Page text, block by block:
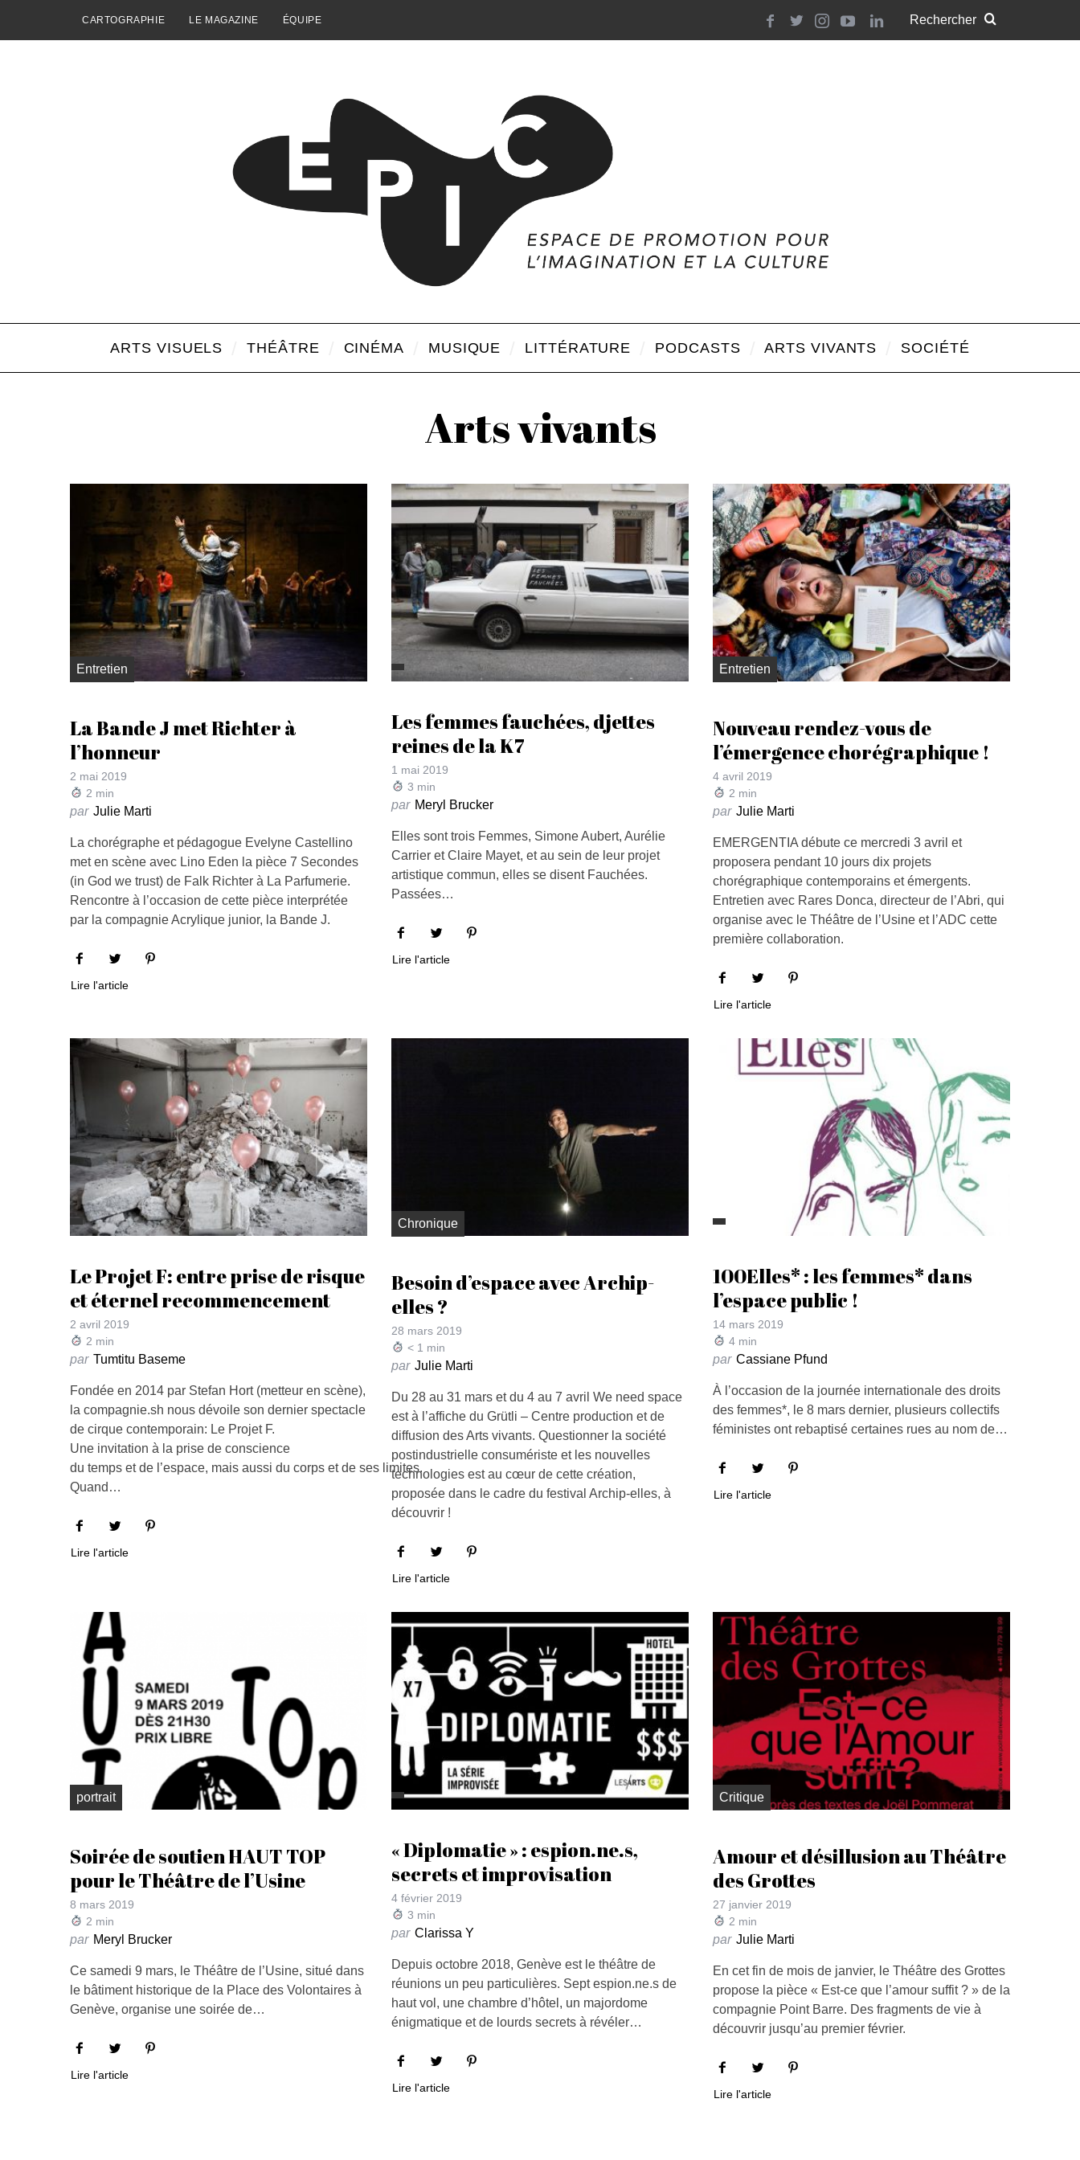
CARTOGRAPHIE LE MAGAZINE ÉQUIPE
ARTS VISUELS THÉÂTRE CINÉMA MUSIQUE LITTÉRATURE PODCASTS ARTS VIVANTS SOCIÉTÉ
Arts vivants
Entretien
La Bande J met Richter à
l’honneur
2 mai 2019
2 min
par Julie Marti
La chorégraphe et pédagogue Evelyne Castellino
met en scène avec Lino Eden la pièce 7 Secondes
(in God we trust) de Falk Richter à La Parfumerie.
Rencontre à l’occasion de cette pièce interprétée
par la compagnie Acrylique junior, la Bande J.
Lire l'article
Les femmes fauchées, djettes
reines de la K7
1 mai 2019
3 min
par Meryl Brucker
Elles sont trois Femmes, Simone Aubert, Aurélie
Carrier et Claire Mayet, et au sein de leur projet
artistique commun, elles se disent Fauchées.
Passées…
Lire l'article
Entretien
Nouveau rendez-vous de
l’émergence chorégraphique !
4 avril 2019
2 min
par Julie Marti
EMERGENTIA débute ce mercredi 3 avril et
proposera pendant 10 jours dix projets
chorégraphique contemporains et émergents.
Entretien avec Rares Donca, directeur de l’Abri, qui
organise avec le Théâtre de l’Usine et l’ADC cette
première collaboration.
Lire l'article
Le Projet F: entre prise de risque
et éternel recommencement
2 avril 2019
2 min
par Tumtitu Baseme
Fondée en 2014 par Stefan Hort (metteur en scène),
la compagnie.sh nous dévoile son dernier spectacle
de cirque contemporain: Le Projet F.
Une invitation à la prise de conscience
du temps et de l’espace, mais aussi du corps et de ses limites.
Quand…
Lire l'article
Chronique
Besoin d’espace avec Archip-
elles ?
28 mars 2019
< 1 min
par Julie Marti
Du 28 au 31 mars et du 4 au 7 avril We need space
est à l’affiche du Grütli – Centre production et de
diffusion des Arts vivants. Questionner la société
postindustrielle consumériste et les nouvelles
technologies est au cœur de cette création,
proposée dans le cadre du festival Archip-elles, à
découvrir !
Lire l'article
100Elles* : les femmes* dans
l’espace public !
14 mars 2019
4 min
par Cassiane Pfund
À l’occasion de la journée internationale des droits
des femmes*, le 8 mars dernier, plusieurs collectifs
féministes ont rebaptisé certaines rues au nom de…
Lire l'article
portrait
Soirée de soutien HAUT TOP
pour le Théâtre de l’Usine
8 mars 2019
2 min
par Meryl Brucker
Ce samedi 9 mars, le Théâtre de l’Usine, situé dans
le bâtiment historique de la Place des Volontaires à
Genève, organise une soirée de…
Lire l'article
« Diplomatie » : espion.ne.s,
secrets et improvisation
4 février 2019
3 min
par Clarissa Y
Depuis octobre 2018, Genève est le théâtre de
réunions un peu particulières. Sept espion.ne.s de
haut vol, une chambre d’hôtel, un majordome
énigmatique et de lourds secrets à révéler…
Lire l'article
Critique
Amour et désillusion au Théâtre
des Grottes
27 janvier 2019
2 min
par Julie Marti
En cet fin de mois de janvier, le Théâtre des Grottes
propose la pièce « Est-ce que l’amour suffit ? » de la
compagnie Point Barre. Des fragments de vie à
découvrir jusqu’au premier février.
Lire l'article